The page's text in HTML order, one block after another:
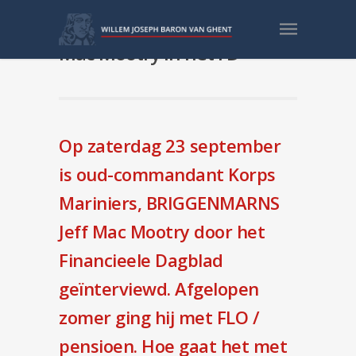
Leden in het nieuws: Jeff
Mac Mootry in het FD
Op zaterdag 23 september
is oud-commandant Korps
Mariniers, BRIGGENMARNS
Jeff Mac Mootry door het
Financieele Dagblad
geïnterviewd. Afgelopen
zomer ging hij met FLO /
pensioen. Hoe gaat het met